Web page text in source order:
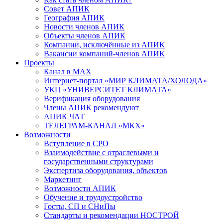
Совет АПИК
География АПИК
Новости членов АПИК
Объекты членов АПИК
Компании, исключённые из АПИК
Вакансии компаний-членов АПИК
Проекты
Канал в MAX
Интернет-портал «МИР КЛИМАТА/ХОЛОДА»
УКЦ «УНИВЕРСИТЕТ КЛИМАТА»
Верификация оборудования
Члены АПИК рекомендуют
АПИК ЧАТ
ТЕЛЕГРАМ-КАНАЛ «МКХ»
Возможности
Вступление в СРО
Взаимодействие с отраслевыми и
государственными структурами
Экспертиза оборудования, объектов
Маркетинг
Возможности АПИК
Обучение и трудоустройство
Госты, СП и СНиПы
Стандарты и рекомендации НОСТРОЙ